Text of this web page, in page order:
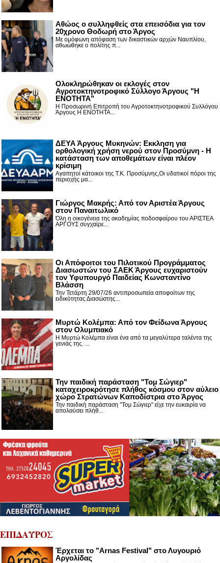
Αθώος ο συλληφθείς στα επεισόδια για τον
20χρονο Θοδωρή στο Άργος
Με ομόφωνη απόφαση των δικαστικών αρχών Ναυπλίου,
αθωώθηκε ο πολίτης π...
Ολοκληρώθηκαν οι εκλογές στον
Αγροτοκτηνοτροφικό Σύλλογο Άργους "Η
ΕΝΟΤΗΤΑ"
Η Προσωρινή Επιτροπή του Αγροτοκτηνοτροφικού Συλλόγου
Άργους Η ΕΝΟΤΗΤΑ...
ΔΕΥΑ Άργους Μυκηνών: Εκκληση για
ορθολογική χρήση νερού στον Προσύμνη - Η
κατάσταση των αποθεμάτων είναι πλέον
κρίσιμη
Αγαπητοί κάτοικοι της Τ.Κ. Προσύμνης,Οι υδατικοί πόροι της
περιοχής μα...
Γιώργος Μακρής: Από τον Αριστέα Άργους
στον Παναιτωλικό
Όλη η οικογένεια της ακαδημίας ποδοσφαίρου του ΑΡΙΣΤΕΑ
ΑΡΓΟΥΣ συγχαίρε...
Οι Απόφοιτοι του Πιλοτικού Προγράμματος
Διασωστών του ΣΑΕΚ Άργους ευχαριστούν
τον Υφυπουργό Παιδείας Κωνσταντίνο
Βλάσση
Την Τετάρτη 29/07/26 αντιπροσωπεία αποφοίτων της
ειδικότητας Διασώστης...
Μυρτώ Κολέμπα: Από τον Φείδωνα Άργους
στον Ολυμπιακό
Η Μυρτώ Κολέμπα είναι ένα από τα μεγαλύτερα ταλέντα της
γενιάς της. ...
Την παιδική παράσταση "Τομ Σώγιερ"
καταχειροκρότησε πλήθος κόσμου στον αύλειο
χώρο Στρατώνων Καποδίστρια στο Άργος
Την παιδική παράσταση "Τομ Σώγιερ" είχε την ευκαιρία να
απολαύσει πλήθ...
ΕΠΙΔΑΥΡΟΣ
Έρχεται το "Arnas Festival" στο Λυγουριό
Αργολίδας